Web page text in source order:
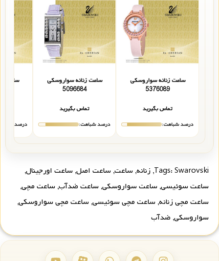
ساعت زنانه سواروسکی
5376089
تماس بگیرید
درصد شباهت:
ساعت زنانه سواروسکی
5096684
تماس بگیرید
درصد شباهت:
ساعت
درصد
Tags: Swarovski
, زنانه, ساعت, ساعت اصل, ساعت اورجینال,
ساعت سوئیسی, ساعت سواروسکی, ساعت ضدآب, ساعت مچی,
ساعت مچی زنانه, ساعت مچی سوئیسی, ساعت مچی سواروسکی,
سواروسکی, ضدآب